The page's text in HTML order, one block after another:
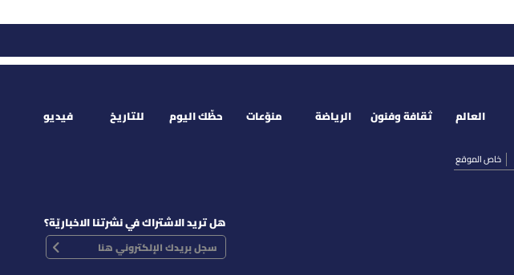
خاص الموقع
العالم ثقافة وفنون الرياضة منوّعات حظّك اليوم للتاريخ فيديو
هل تريد الاشتراك في نشرتنا الاخباريّة؟